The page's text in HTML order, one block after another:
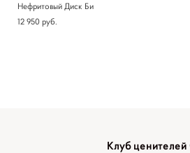
Нефритовый Диск Би
12 950 pуб.
Клуб ценителей